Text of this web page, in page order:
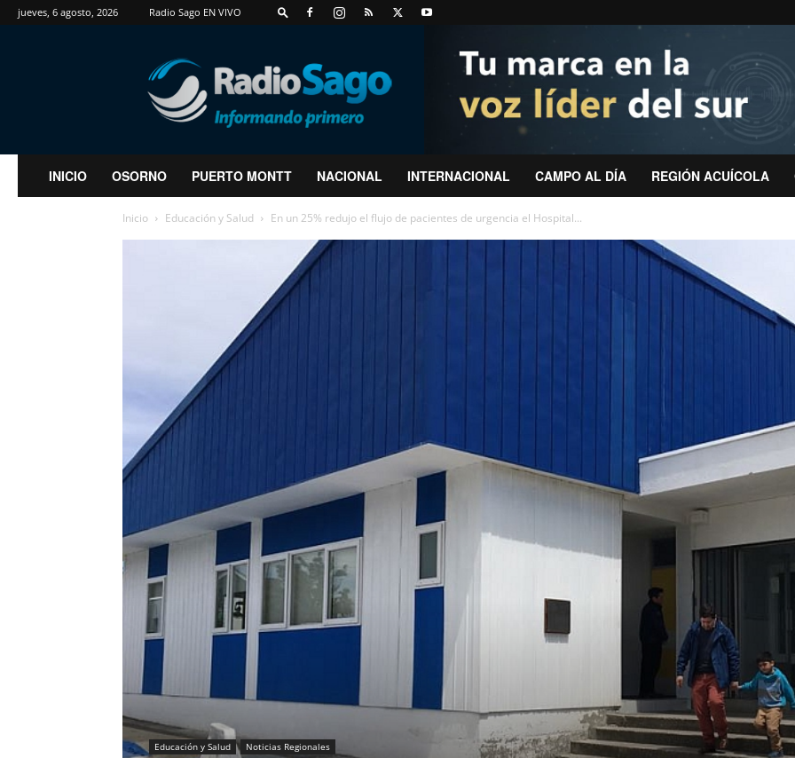
jueves, 6 agosto, 2026 Radio Sago EN VIVO
RadioSago
INICIO OSORNO PUERTO MONTT NACIONAL INTERNACIONAL CAMPO AL DÍA REGIÓN ACUÍCOLA
Inicio Educación y Salud En un 25% redujo el flujo de pacientes de urgencia el Hospital...
Educación y Salud Noticias Regionales